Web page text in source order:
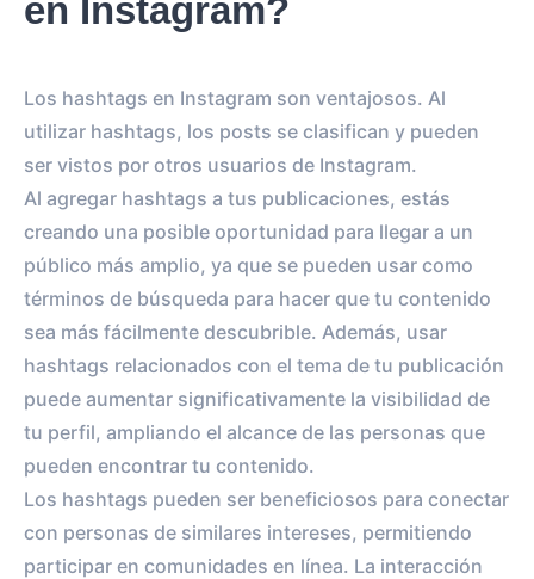
en Instagram?
Los hashtags en Instagram son ventajosos. Al
utilizar hashtags, los posts se clasifican y pueden
ser vistos por otros usuarios de Instagram.
Al agregar hashtags a tus publicaciones, estás
creando una posible oportunidad para llegar a un
público más amplio, ya que se pueden usar como
términos de búsqueda para hacer que tu contenido
sea más fácilmente descubrible. Además, usar
hashtags relacionados con el tema de tu publicación
puede aumentar significativamente la visibilidad de
tu perfil, ampliando el alcance de las personas que
pueden encontrar tu contenido.
Los hashtags pueden ser beneficiosos para conectar
con personas de similares intereses, permitiendo
participar en comunidades en línea. La interacción